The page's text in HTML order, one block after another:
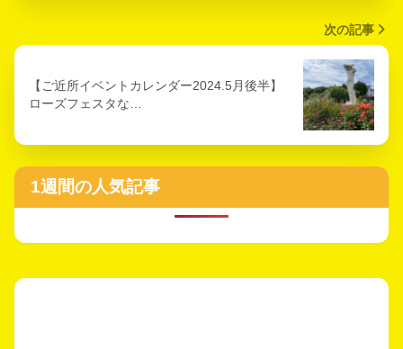
次の記事
【ご近所イベントカレンダー2024.5月後半】
ローズフェスタな…
1週間の人気記事